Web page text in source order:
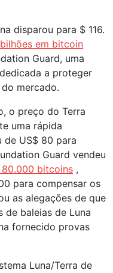
disparou para $ 116.
em bitcoin
Guard, uma
a proteger
mercado.
o preço do Terra
uma rápida
de US$ 80 para
Guard vendeu
bitcoins ,
para compensar os
as alegações de que
de baleias de Luna
fornecido provas
Luna/Terra de